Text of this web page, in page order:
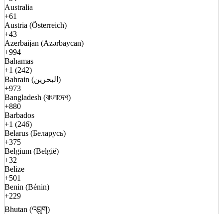
Australia
+61
Austria (Österreich)
+43
Azerbaijan (Azərbaycan)
+994
Bahamas
+1 (242)
Bahrain (البحرين)
+973
Bangladesh (বাংলাদেশ)
+880
Barbados
+1 (246)
Belarus (Беларусь)
+375
Belgium (België)
+32
Belize
+501
Benin (Bénin)
+229
Bhutan (འབྲུག)